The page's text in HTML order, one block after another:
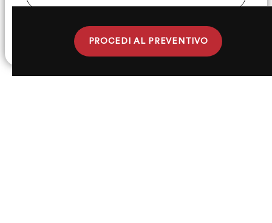
PROCEDI AL PREVENTIVO
Hai già un account?